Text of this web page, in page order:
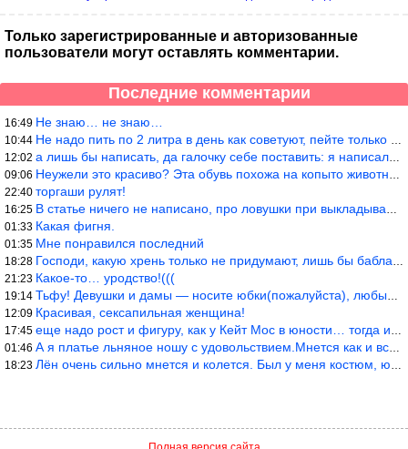
Только зарегистрированные и авторизованные
пользователи могут оставлять комментарии.
Последние комментарии
16:49 Не знаю… не знаю…
10:44 Не надо пить по 2 литра в день как советуют, пейте только когда
12:02 а лишь бы написать, да галочку себе поставить: я написала статью
09:06 Неужели это красиво? Эта обувь похожа на копыто животного, не хв
22:40 торгаши рулят!
16:25 В статье ничего не написано, про ловушки при выкладывании товара
01:33 Какая фигня.
01:35 Мне понравился последний
18:28 Господи, какую хрень только не придумают, лишь бы бабла срубить!
21:23 Какое-то… уродство!(((
19:14 Тьфу! Девушки и дамы — носите юбки(пожалуйста), любые штаны на ж
12:09 Красивая, сексапильная женщина!
17:45 еще надо рост и фигуру, как у Кейт Мос в юности… тогда и стиль т
01:46 А я платье льняное ношу с удовольствием.Мнется как и все. Но это
18:23 Лён очень сильно мнется и колется. Был у меня костюм, юбка и жак